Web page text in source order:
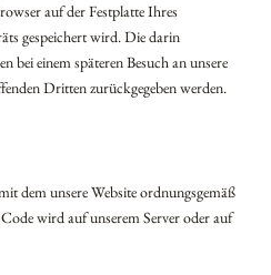
auf der Festplatte Ihres
gespeichert wird. Die darin
bei einem späteren Besuch an unsere
Dritten zurückgegeben werden.
dem unsere Website ordnungsgemäß
wird auf unserem Server oder auf